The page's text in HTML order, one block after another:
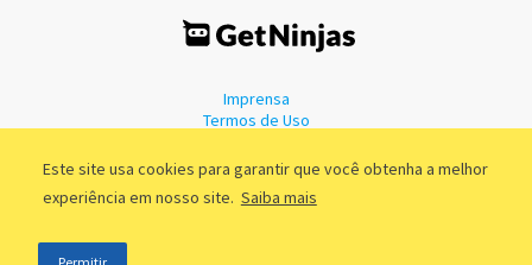
Este site usa cookies para garantir que você obtenha a melhor
experiência em nosso site. Saiba mais
Permitir
Imprensa
Termos de Uso
©2011 - 2026, GetNinjas LTDA. CNPJ 55.744.877/0001-89 - Rua Dr.